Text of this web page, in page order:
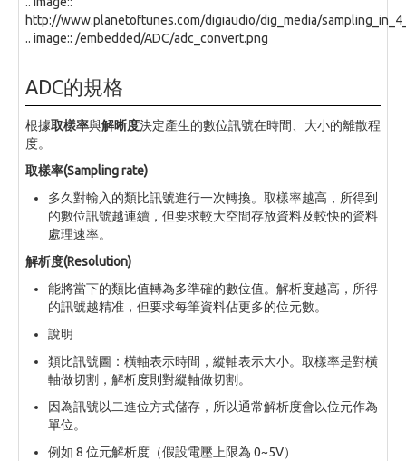
http://www.planetoftunes.com/digiaudio/dig_media/
.. image:: /embedded/ADC/adc_convert.png
ADC的規格
根據取樣率與解晰度決定產生的數位訊號在時間、大小的離散程
度。
取樣率(Sampling rate)
多久對輸入的類比訊號進行一次轉換。取樣率越高，所得到
的數位訊號越連續，但要求較大空間存放資料及較快的資料
處理速率。
解析度(Resolution)
能將當下的類比值轉為多準確的數位值。解析度越高，所得
的訊號越精准，但要求每筆資料佔更多的位元數。
說明
類比訊號圖：橫軸表示時間，縱軸表示大小。取樣率是對橫
軸做切割，解析度則對縱軸做切割。
因為訊號以二進位方式儲存，所以通常解析度會以位元作為
單位。
例如 8 位元解析度（假設電壓上限為 0~5V）